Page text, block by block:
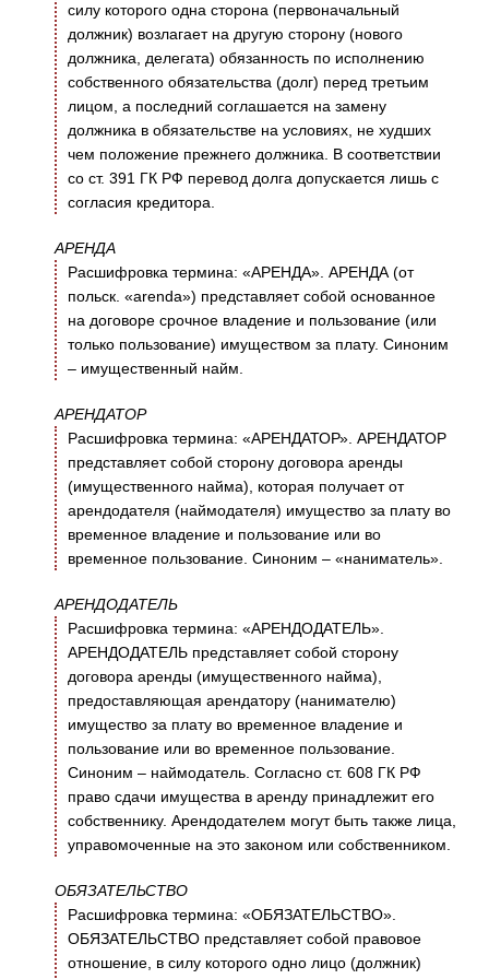
силу которого одна сторона (первоначальный
должник) возлагает на другую сторону (нового
должника, делегата) обязанность по исполнению
собственного обязательства (долг) перед третьим
лицом, а последний соглашается на замену
должника в обязательстве на условиях, не худших
чем положение прежнего должника. В соответствии
со ст. 391 ГК РФ перевод долга допускается лишь с
согласия кредитора.
АРЕНДА
Расшифровка термина: «АРЕНДА». АРЕНДА (от
польск. «arenda») представляет собой основанное
на договоре срочное владение и пользование (или
только пользование) имуществом за плату. Синоним
– имущественный найм.
АРЕНДАТОР
Расшифровка термина: «АРЕНДАТОР». АРЕНДАТОР
представляет собой сторону договора аренды
(имущественного найма), которая получает от
арендодателя (наймодателя) имущество за плату во
временное владение и пользование или во
временное пользование. Синоним – «наниматель».
АРЕНДОДАТЕЛЬ
Расшифровка термина: «АРЕНДОДАТЕЛЬ».
АРЕНДОДАТЕЛЬ представляет собой сторону
договора аренды (имущественного найма),
предоставляющая арендатору (нанимателю)
имущество за плату во временное владение и
пользование или во временное пользование.
Синоним – наймодатель. Согласно ст. 608 ГК РФ
право сдачи имущества в аренду принадлежит его
собственнику. Арендодателем могут быть также лица,
управомоченные на это законом или собственником.
ОБЯЗАТЕЛЬСТВО
Расшифровка термина: «ОБЯЗАТЕЛЬСТВО».
ОБЯЗАТЕЛЬСТВО представляет собой правовое
отношение, в силу которого одно лицо (должник)